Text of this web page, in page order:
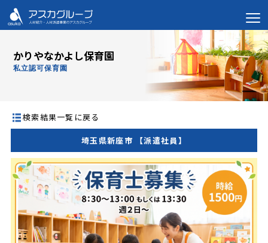
かりやなかよし保育園
私立認可保育園
検索結果一覧に戻る
埼玉県新座市 【派遣社員】